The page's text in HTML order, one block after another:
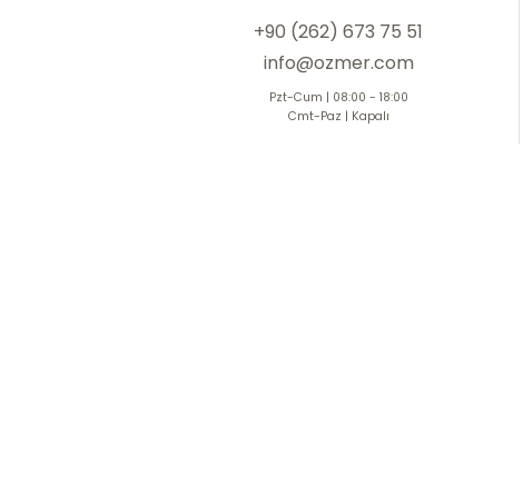
+90 (262) 673 75 51
info@ozmer.com
Pzt-Cum | 08:00 - 18:00
Cmt-Paz | Kapalı